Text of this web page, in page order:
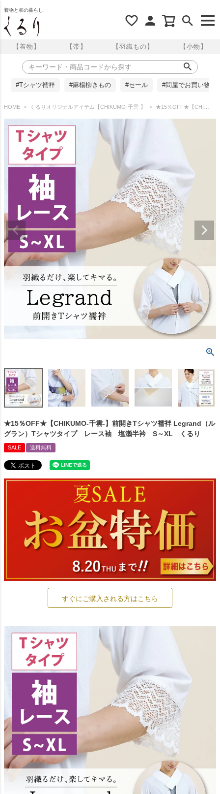
着物と和の暮らし
【着物】 【帯】 【羽織もの】 【小物】
#Tシャツ襦袢 #麻楊柳きもの #セール #問屋でお買い物
HOME くるりオリジナルアイテム【CHIKUMO-千雲-】 ★15％OFF★【CHIKUMO-千雲-】前開きTシャツ襦袢 Legrand（ルグラン）Tシャツタイプ レース袖 塩瀬半衿 S～XL くるり
★15％OFF★【CHIKUMO-千雲-】前開きTシャツ襦袢 Legrand（ル
グラン）Tシャツタイプ レース袖 塩瀬半衿 S～XL くるり
SALE 送料無料
すぐにご購入される方はこちら